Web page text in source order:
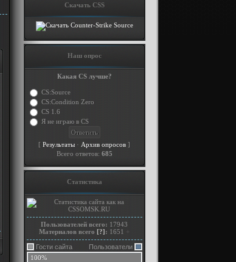
Скачать CSS
Наш опрос
Какая CS лучше?
CS:Source
CS:Condition Zero
CS 1.6
Я не играю в CS
[ Результаты · Архив опросов ]
Всего ответов: 685
Статистика
Пользователей всего: 17943
Материалов всего [?]: 1651 +
Гости сайта
Пользователи
100%